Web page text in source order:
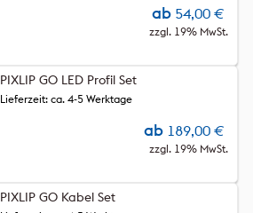
ab 54,00 €
zzgl. 19% MwSt.
PIXLIP GO LED Profil Set
ab 189,00 €
zzgl. 19% MwSt.
Lieferzeit: ca. 4-5 Werktage
PIXLIP GO Kabel Set